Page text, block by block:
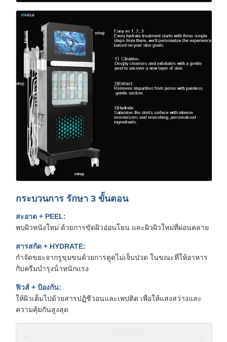
กระบวนการ รักษา 3 ขั้นตอน
สะอาด + PEEL:
พบผิวหนังใหม่ ด้วยการขัดผิวอ่อนโยน และผิวผิวใหม่ที่ผ่อนคลาย
สารสกัด + HYDRATE:
กําจัดขยะจากรูขุมขนด้วยการดูดไม่เจ็บปวด ในขณะที่ให้อาหาร
กับครีมบํารุงน้ําหนักแรง
ฟิวส์ + ป้องกัน:
ให้ผิวเต็มไปด้วยสารปฏิชีวอนและเพปติด เพื่อให้แสงสว่างและ
ความคุ้มกันสูงสุด